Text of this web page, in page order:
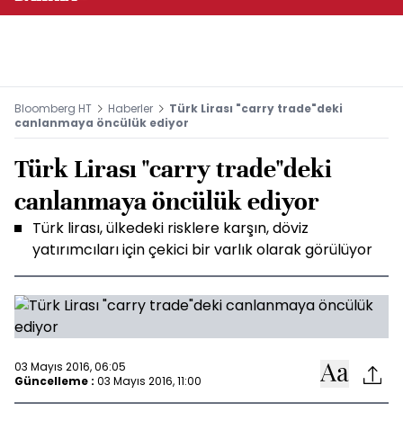
Bloomberg HT Haberler
Türk Lirası "carry trade"deki
canlanmaya öncülük ediyor
Türk Lirası "carry trade"deki
canlanmaya öncülük ediyor
Türk lirası, ülkedeki risklere karşın, döviz
yatırımcıları için çekici bir varlık olarak görülüyor
03 Mayıs 2016, 06:05
Güncelleme : 03 Mayıs 2016, 11:00